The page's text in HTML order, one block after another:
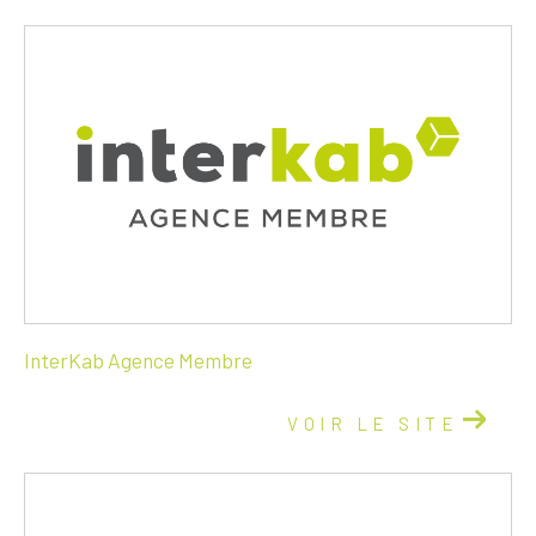
InterKab Agence Membre
VOIR LE SITE